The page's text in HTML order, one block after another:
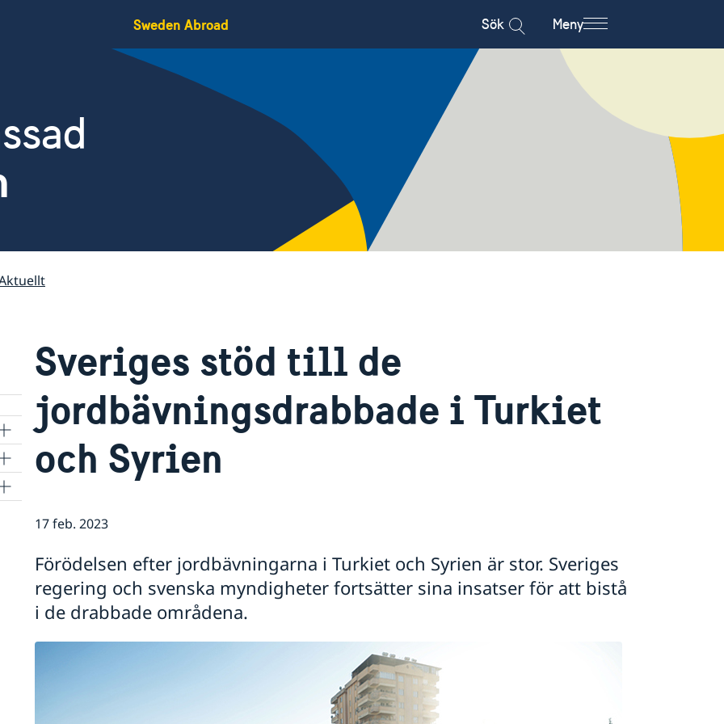
Sweden Abroad Sök Meny
Sveriges stöd till de
jordbävningsdrabbade i Turkiet
och Syrien
17 feb. 2023
Förödelsen efter jordbävningarna i Turkiet och Syrien är stor. Sveriges
regering och svenska myndigheter fortsätter sina insatser för att bistå
i de drabbade områdena.